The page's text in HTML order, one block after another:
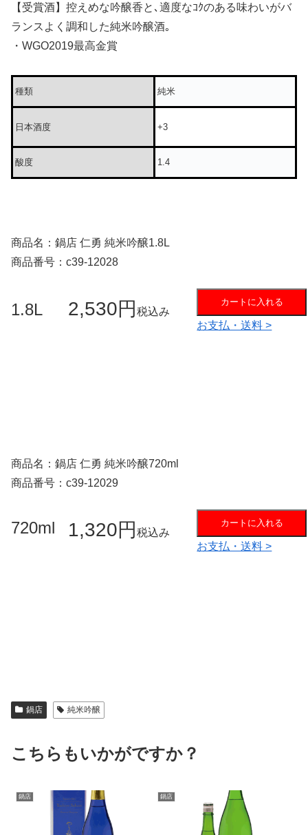
【受賞酒】控えめな吟醸香と､適度なｺｸのある味わいがバ
ランスよく調和した純米吟醸酒｡
・WGO2019最高金賞
種類 純米
日本酒度 +3
酸度 1.4
商品名：鍋店 仁勇 純米吟醸1.8L
商品番号：c39-12028
1.8L 2,530円税込み
カートに入れる
お支払・送料 >
商品名：鍋店 仁勇 純米吟醸720ml
商品番号：c39-12029
720ml 1,320円税込み
カートに入れる
お支払・送料 >
鍋店 純米吟醸
こちらもいかがですか？
鍋店 鍋店